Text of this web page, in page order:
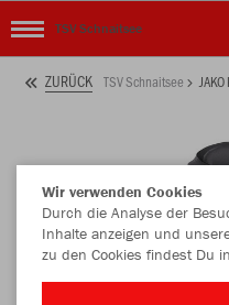
TSV Schnaitsee
ZURÜCK TSV Schnaitsee
Wir verwenden Cookies
Durch die Analyse der
Inhalte anzeigen und
zu den Cookies findest Du